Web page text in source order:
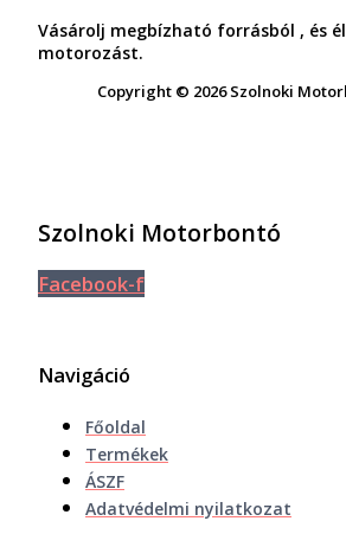
Vásárolj megbízható forrásból , és
motorozást.
Copyright © 2026 Szolnoki
Szolnoki Motorbontó
Facebook-f
Navigáció
Főoldal
Termékek
ÁSZF
Adatvédelmi nyilatkozat